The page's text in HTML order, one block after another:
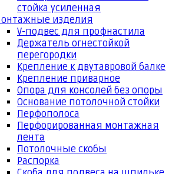
стойка усиленная
изделия
V-подвес для профнастила
Держатель огнестойкой
перегородки
Крепление к двутавровой балке
Крепление приварное
Опора для консолей без опоры
Основание потолочной стойки
Перфополоса
Перфорированная монтажная
лента
Потолочные скобы
Распорка